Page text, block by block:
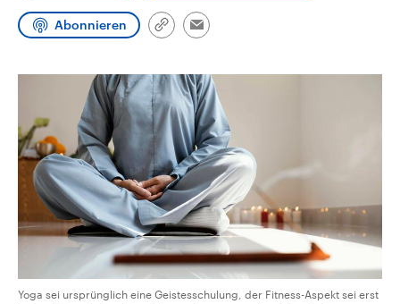
Abonnieren
Link
Email
Yoga sei ursprünglich eine Geistesschulung, der Fitness-Aspekt sei erst